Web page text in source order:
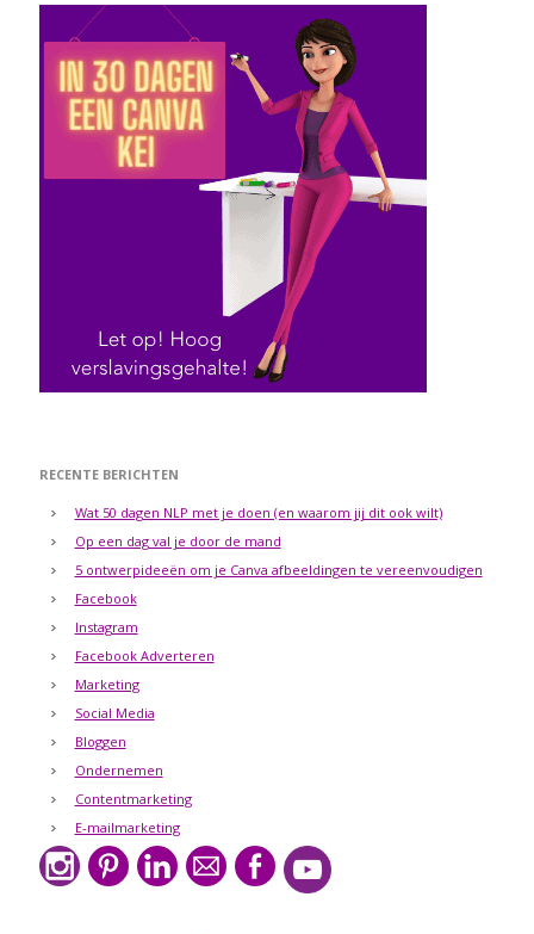
RECENTE BERICHTEN
Wat 50 dagen NLP met je doen (en waarom jij dit ook wilt)
Op een dag val je door de mand
5 ontwerpideeën om je Canva afbeeldingen te vereenvoudigen
Facebook
Instagram
Facebook Adverteren
Marketing
Social Media
Bloggen
Ondernemen
Contentmarketing
E-mailmarketing